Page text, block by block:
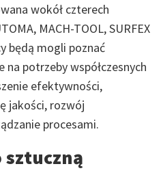
wokół czterech
MACH-TOOL, SURFEX
będą mogli poznać
potrzeby współczesnych
efektywności,
jakości, rozwój
procesami.
sztuczną